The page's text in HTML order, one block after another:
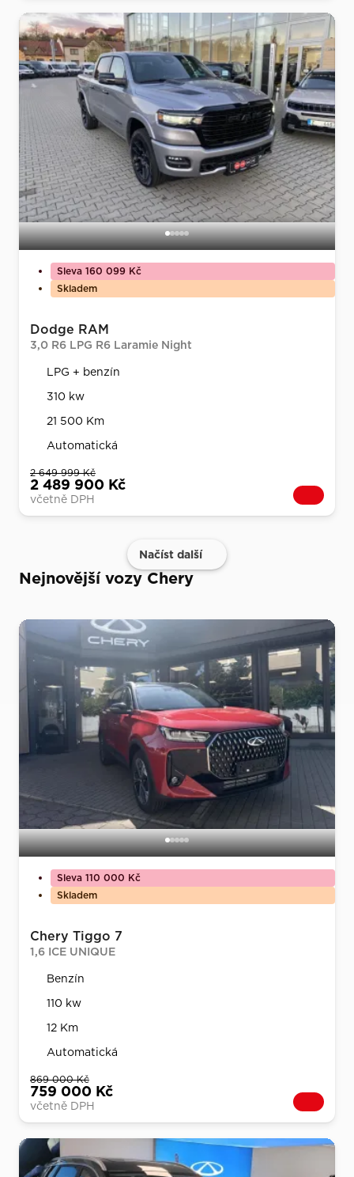
Sleva 160 099 Kč
Skladem
Dodge RAM
3,0 R6 LPG R6 Laramie Night
LPG + benzín
310 kw
21 500 Km
Automatická
2 649 999 Kč
2 489 900 Kč
včetně DPH
Načíst další
Nejnovější vozy Chery
Sleva 110 000 Kč
Skladem
Chery Tiggo 7
1,6 ICE UNIQUE
Benzín
110 kw
12 Km
Automatická
869 000 Kč
759 000 Kč
včetně DPH